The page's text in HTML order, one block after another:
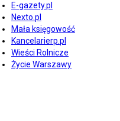
E-gazety.pl
Nexto.pl
Mała księgowość
Kancelarierp.pl
Wieści Rolnicze
Życie Warszawy